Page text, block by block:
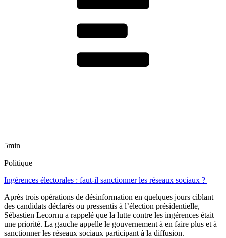
5min
Politique
Ingérences électorales : faut-il sanctionner les réseaux sociaux ?
Après trois opérations de désinformation en quelques jours ciblant
des candidats déclarés ou pressentis à l’élection présidentielle,
Sébastien Lecornu a rappelé que la lutte contre les ingérences était
une priorité. La gauche appelle le gouvernement à en faire plus et à
sanctionner les réseaux sociaux participant à la diffusion.